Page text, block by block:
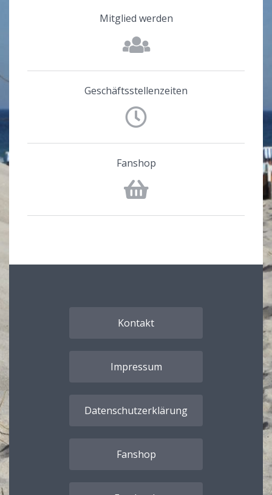
Mitglied werden
Geschäftsstellenzeiten
Fanshop
Kontakt
Impressum
Datenschutzerklärung
Fanshop